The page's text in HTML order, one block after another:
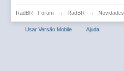
RadBR - Forum → RadBR → Novidades
Usar Versão Mobile Ajuda